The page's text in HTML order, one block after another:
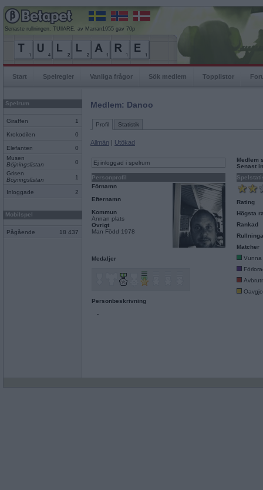
Senaste rullningen, TUllARE, av Marran1955 gav 70p
Start Spelregler Vanliga frågor Sök medlem Topplistor
Spelrum
Giraffen 1
Krokodilen 0
Elefanten
0
Musen
Böjningslistan
0
Grisen
Böjningslistan
1
Inloggade 2
Mobilspel
Pågående 18 437
Medlem: Danoo
Profil Statistik
Allmän | Utökad
Ej inloggad i spelrum
Personprofil
Förnamn
Efternamn
Kommun
Annan plats
Övrigt
Man Född 1978
Medaljer
Personbeskrivning
-
Medlem
Senast
Rating
Högsta
Rankad
Matcher
Vunna